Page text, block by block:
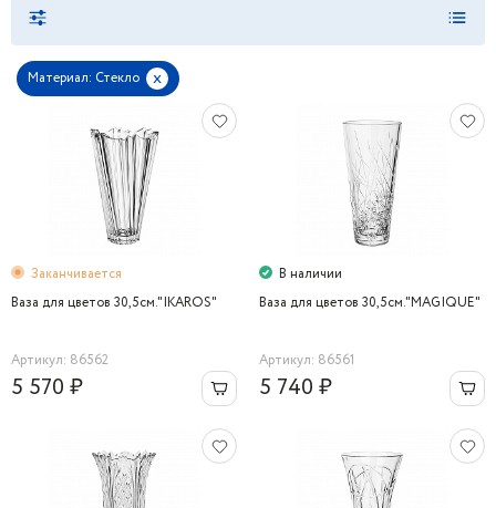
Материал: Стекло x
Заканчивается
Ваза для цветов 30,5см."IKAROS"
Артикул: 86562
5 570 ₽
В наличии
Ваза для цветов 30,5см."MAGIQUE"
Артикул: 86561
5 740 ₽